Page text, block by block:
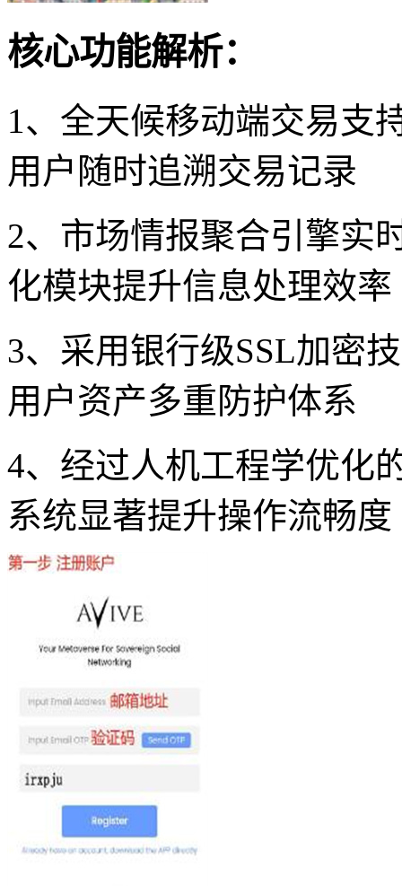
核心功能解析：
1、全天候移动端交易支
用户随时追溯交易记录
2、市场情报聚合引擎实
化模块提升信息处理效率
3、采用银行级SSL加密
用户资产多重防护体系
4、经过人机工程学优化
系统显著提升操作流畅度